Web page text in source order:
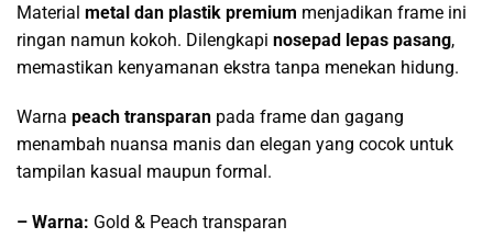
Material metal dan plastik premium menjadikan frame ini
ringan namun kokoh. Dilengkapi nosepad lepas pasang,
memastikan kenyamanan ekstra tanpa menekan hidung.
Warna peach transparan pada frame dan gagang
menambah nuansa manis dan elegan yang cocok untuk
tampilan kasual maupun formal.
– Warna: Gold & Peach transparan